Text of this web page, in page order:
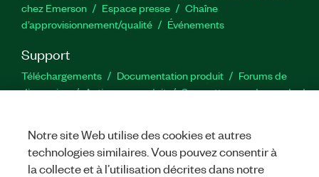
chez Emerson
Espace presse
Chaîne
d’approvisionnement/qualité
Événements
Support
Téléchargements Documentation produit
Forums de
discussion
Activer un produit
Soumettre une demande de
TwitterYouTube
Notre site Web utilise des cookies et autres
technologies similaires. Vous pouvez consentir à
la collecte et à l’utilisation décrites dans notre